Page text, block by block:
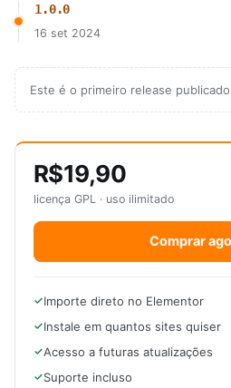
1.0.0
16 set 2024
Este é o primeiro release
R$19,90
licença GPL · uso ilimitado
Comprar
Importe direto no Elementor
Instale em quantos sites quiser
Acesso a futuras atualizações
Suporte incluso